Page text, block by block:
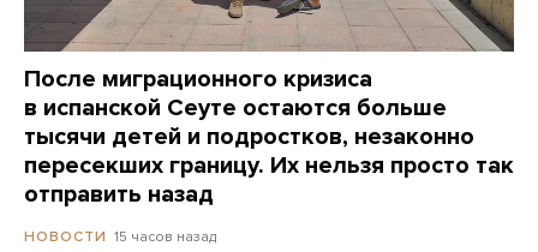
После миграционного кризиса
в испанской Сеуте остаются больше
тысячи детей и подростков, незаконно
пересекших границу. Их нельзя просто так
отправить назад
НОВОСТИ 15 часов назад